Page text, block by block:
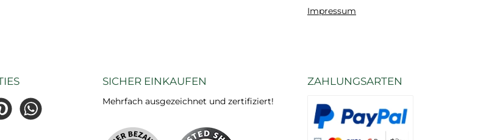
Impressum
WhatsApp
SICHER EINKAUFEN
Mehrfach ausgezeichnet und zertifiziert!
ZAHLUNGSARTEN